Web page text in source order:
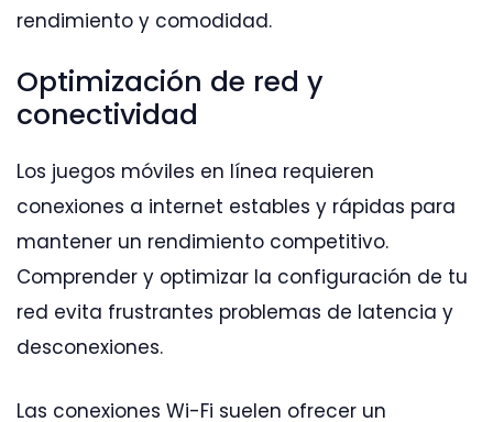
rendimiento y comodidad.
Optimización de red y
conectividad
Los juegos móviles en línea requieren
conexiones a internet estables y rápidas para
mantener un rendimiento competitivo.
Comprender y optimizar la configuración de tu
red evita frustrantes problemas de latencia y
desconexiones.
Las conexiones Wi-Fi suelen ofrecer un